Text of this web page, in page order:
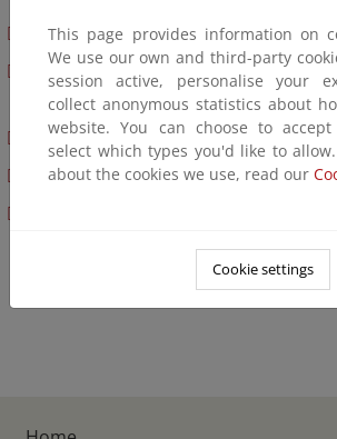
Guía de secaderos en la industria
Guía práctica para la Inspección de la
de explosivos [PDF] [2,4 MB]
Protocolo Perros y Pirotecnia
Conclusiones Informes CIPAE
Informe en relación con las unidades
de explosivos -MEMUs- y los
emulsiones, suspensiones o geles, a
posibilidad de sensibilización del
This page provides information on
We use our own and third-party
session active, personalise your
collect anonymous statistics about
website. You can choose to
select which types you'd like to
about the cookies we use, read our
Cookie settings